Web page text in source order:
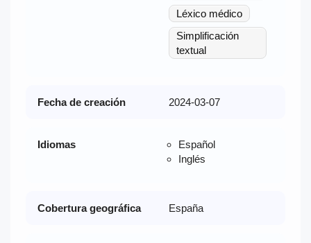
Léxico médico
Simplificación
textual
Fecha de creación 2024-03-07
Idiomas
Español
Inglés
Cobertura geográfica España